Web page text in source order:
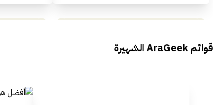
Everything Egypt
قوائم AraGeek الشهيرة